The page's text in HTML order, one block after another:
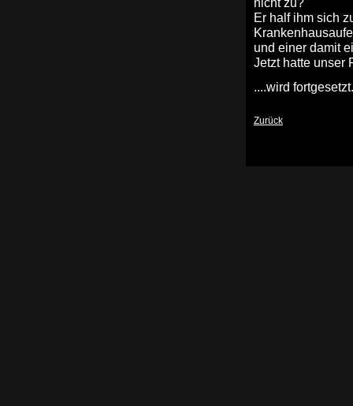
Er half ihm sich
und einer damit
Jetzt hatte unser
....wird fortgesetzt.
Zurück